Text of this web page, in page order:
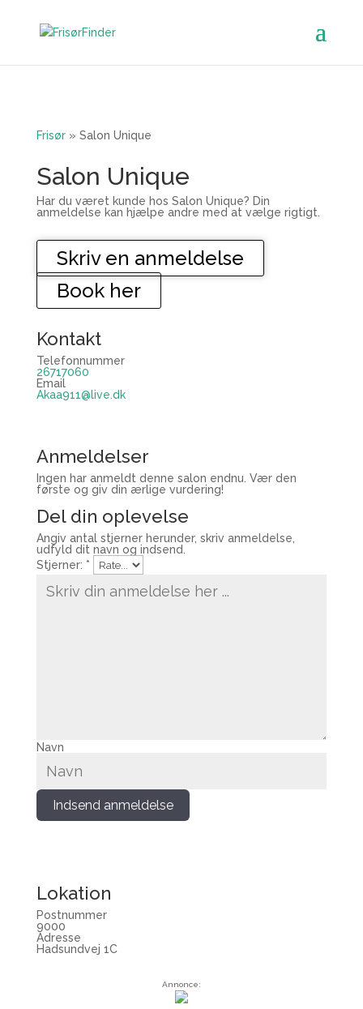
Frisør» Salon Unique
Salon Unique
Har du været kunde hos Salon Unique? Din
anmeldelse kan hjælpe andre med at vælge rigtigt.
Skriv en anmeldelse
Book her
Kontakt
Telefonnummer
26717060
Email
Akaa911@live.dk
Anmeldelser
Ingen har anmeldt denne salon endnu. Vær den
første og giv din ærlige vurdering!
Del din oplevelse
Angiv antal stjerner herunder, skriv anmeldelse,
udfyld dit navn og indsend.
Stjerner: *
Navn
Indsend anmeldelse
Lokation
Postnummer
9000
Adresse
Hadsundvej 1C
Annonce: